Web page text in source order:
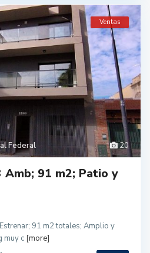
20
Federal
Ventas
91 m2; Patio y
91 m2 totales; Amplio y
muy c [more]